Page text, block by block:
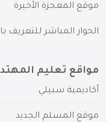
موقع المعجزة الأخيرة
الحوار المباشر للتعريف
مواقع تعليم
أكاديمية سبيلي
موقع المسلم الجديد